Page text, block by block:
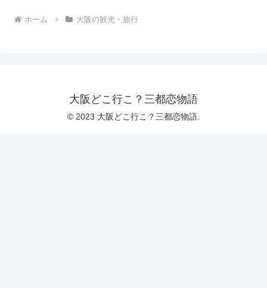
ホーム 大阪の観光・旅行
大阪どこ行こ？三都恋物語
© 2023 大阪どこ行こ？三都恋物語.